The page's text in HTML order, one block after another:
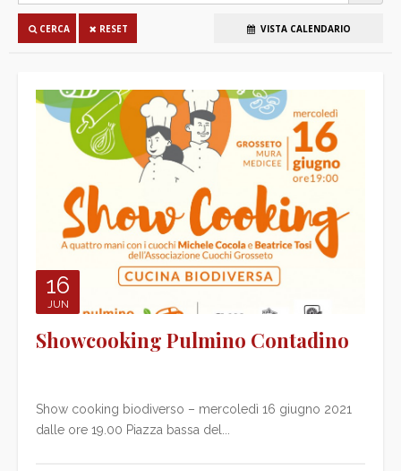
CERCA RESET VISTA CALENDARIO
16
JUN
Showcooking Pulmino Contadino
Show cooking biodiverso – mercoledì 16 giugno 2021
dalle ore 19.00 Piazza bassa del...